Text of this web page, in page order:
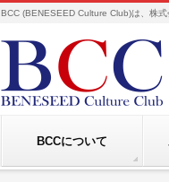
BCC (BENESEED Culture Club)は、株式
BCCについて